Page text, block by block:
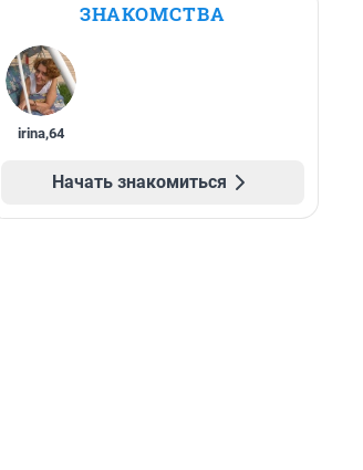
ЗНАКОМСТВА
irina,64
Начать знакомиться